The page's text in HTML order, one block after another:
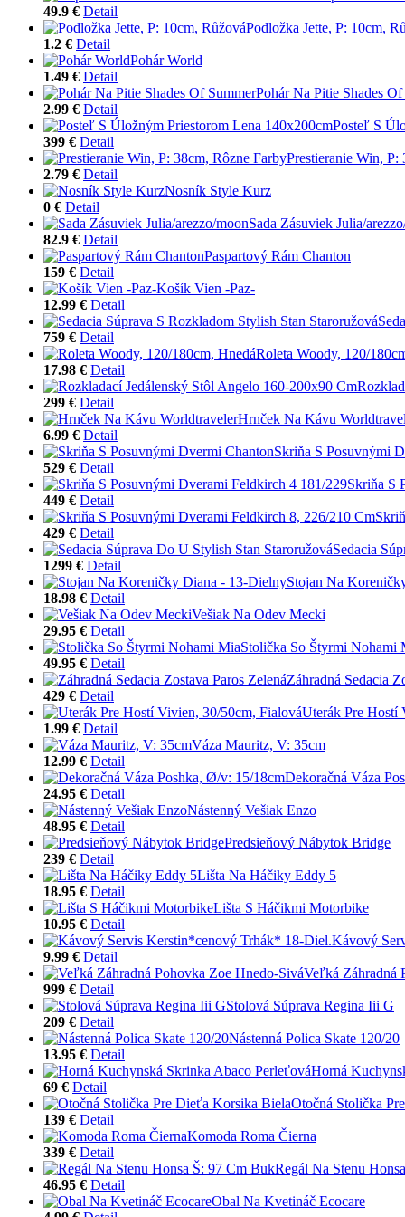
49.9 € Detail
Podložka Jette, P: 10cm,
1.2 € Detail
Pohár World
1.49 € Detail
Pohár Na Pitie Shades
2.99 € Detail
Posteľ S
399 € Detail
Prestieranie Win, P:
2.79 € Detail
Nosník Style Kurz
0 € Detail
Sada Zásuviek Julia/
82.9 € Detail
Paspartový Rám Chanton
159 € Detail
Košík Vien -Paz-
12.99 € Detail
759 € Detail
Roleta Woody, 120/
17.98 € Detail
299 € Detail
Hrnček Na Kávu
6.99 € Detail
Skriňa S Posuvnými
529 € Detail
Skriňa S
449 € Detail
429 € Detail
Sedacia
1299 € Detail
Stojan Na
18.98 € Detail
Vešiak Na Odev Mecki
29.95 € Detail
Stolička So Štyrmi Nohami
49.95 € Detail
Záhradná Sedacia
429 € Detail
Uterák Pre Hostí
1.99 € Detail
Váza Mauritz, V: 35cm
12.99 € Detail
Dekoračná Váza
24.95 € Detail
Nástenný Vešiak Enzo
48.95 € Detail
Predsieňový Nábytok Bridge
239 € Detail
Lišta Na Háčiky Eddy 5
18.95 € Detail
Lišta S Háčikmi Motorbike
10.95 € Detail
Kávový
9.99 € Detail
Veľká Záhradná
999 € Detail
Stolová Súprava Regina Iii G
209 € Detail
Nástenná Polica Skate 120/20
13.95 € Detail
Horná
69 € Detail
Otočná Stolička
139 € Detail
Komoda Roma Čierna
339 € Detail
Regál Na Stenu
46.95 € Detail
Obal Na Kvetináč Ecocare